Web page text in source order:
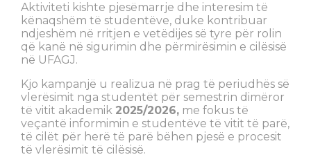
Aktiviteti kishte pjesëmarrje dhe interesim të
kënaqshëm të studentëve, duke kontribuar
ndjeshëm në rritjen e vetëdijes së tyre për rolin
që kanë në sigurimin dhe përmirësimin e cilësisë
në UFAGJ.
Kjo kampanjë u realizua në prag të periudhës së
vlerësimit nga studentët për semestrin dimëror
të vitit akademik 2025/2026, me fokus të
veçantë informimin e studentëve të vitit të parë,
të cilët për herë të parë bëhen pjesë e procesit
të vlerësimit të cilësisë.